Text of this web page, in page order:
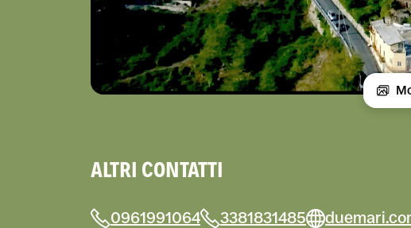
ALTRI CONTATTI
0961991064 3381831485